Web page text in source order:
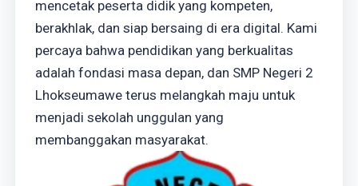
mencetak peserta didik yang kompeten,
berakhlak, dan siap bersaing di era digital. Kami
percaya bahwa pendidikan yang berkualitas
adalah fondasi masa depan, dan SMP Negeri 2
Lhokseumawe terus melangkah maju untuk
menjadi sekolah unggulan yang
membanggakan masyarakat.